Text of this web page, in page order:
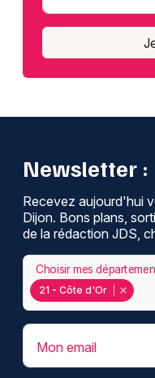
Newsletter
Recevez aujourd'hui
Dijon. Bons plans,
de la rédaction JDS,
21 - Côte d'Or
Choisir mes
Mon email